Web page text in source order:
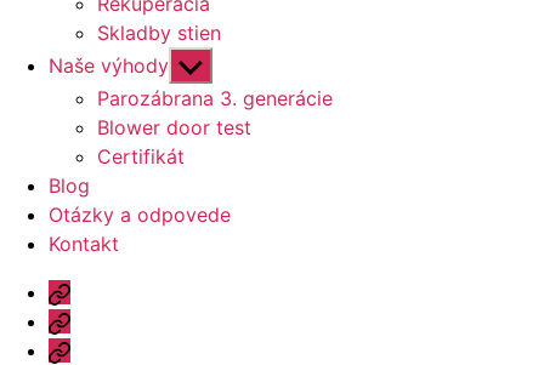
úroveň
navigácie
Skladby stien
Naše výhody Zobraziť
druhú
úroveň
navigácie
Parozábrana 3. generácie
Blower door test
Certifikát
Blog
Otázky a odpovede
Kontakt
Úvod
Ponuka
Katalóg